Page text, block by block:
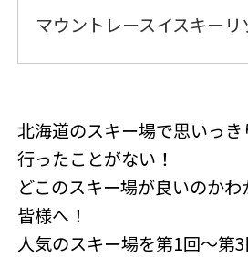
マウントレースイスキーリ
北海道のスキー場で思いっき
行ったことがない！
どこのスキー場が良いのか
皆様へ！
人気のスキー場を第1回～第